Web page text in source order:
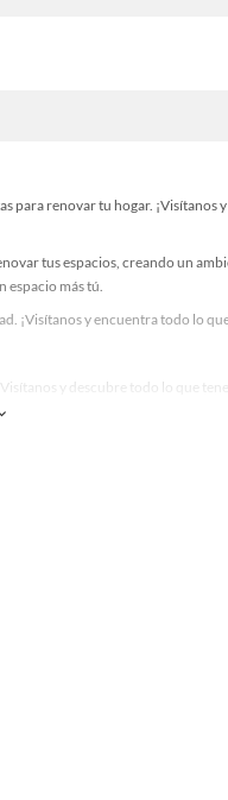
para renovar tu hogar. ¡Visítanos
tus espacios, creando un
espacio más tú.
¡Visítanos y encuentra todo lo
y descubre todo lo que
tus proyectos de renovación y